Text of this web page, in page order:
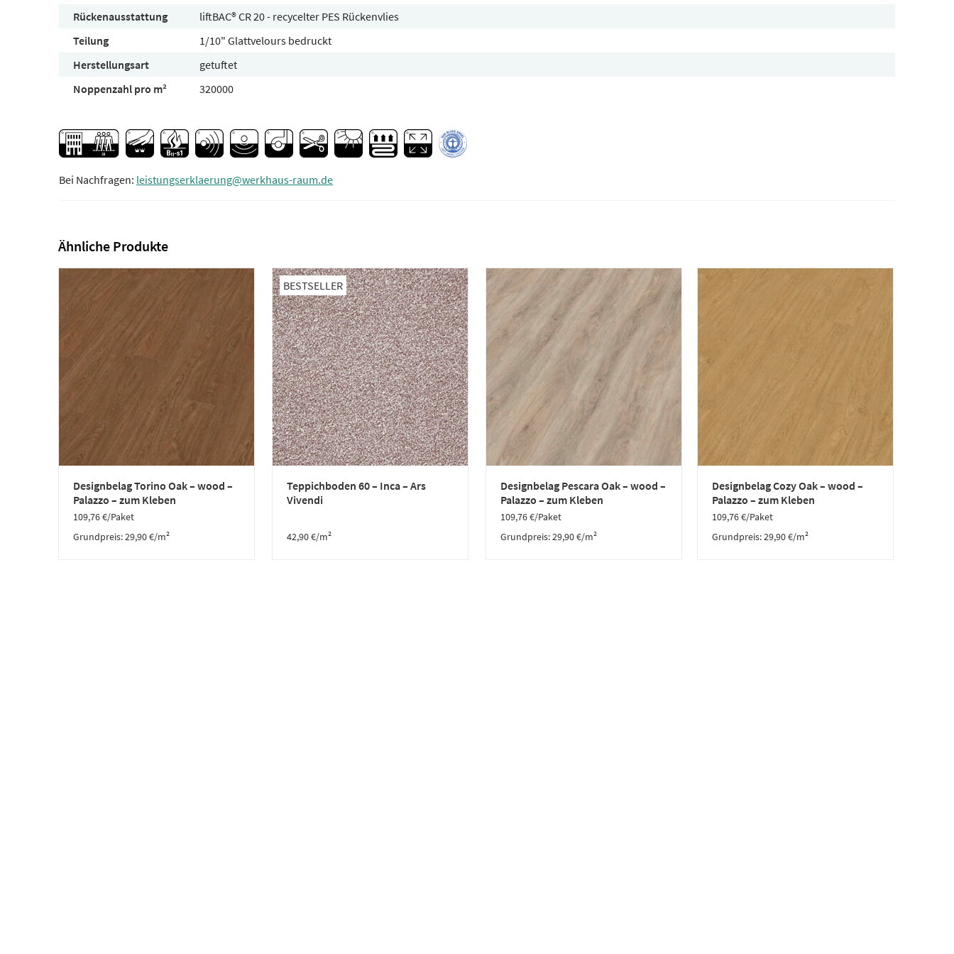
Rückenausstattung
liftBAC® CR 20 - recycelter PES Rückenvlies
Teilung
1/10" Glattvelours bedruckt
Herstellungsart
getuftet
Noppenzahl pro m²
320000
Bei Nachfragen: leistungserklaerung@werkhaus-raum.de
Ähnliche Produkte
Designbelag Torino Oak – wood –
Palazzo – zum Kleben
109,76€/Paket
Grundpreis:29,90€/m²
BESTSELLER
Teppichboden 60 – Inca – Ars
Vivendi
42,90€/m²
Designbelag Pescara Oak – wood –
Palazzo – zum Kleben
109,76€/Paket
Grundpreis:29,90€/m²
Designbelag Cozy Oak – wood –
Palazzo – zum Kleben
109,76€/Paket
Grundpreis:29,90€/m²